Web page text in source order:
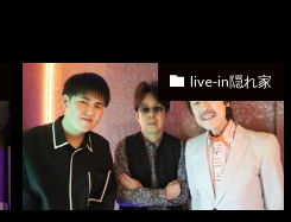
ライブレポ